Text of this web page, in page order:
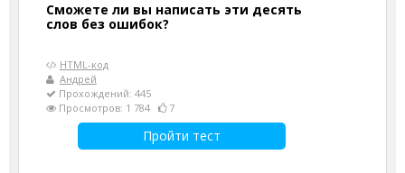
Cможете ли вы написать эти десять
слов без ошибок?
HTML-код
Андрей
Прохождений: 445
Просмотров: 1 784
7
Пройти тест